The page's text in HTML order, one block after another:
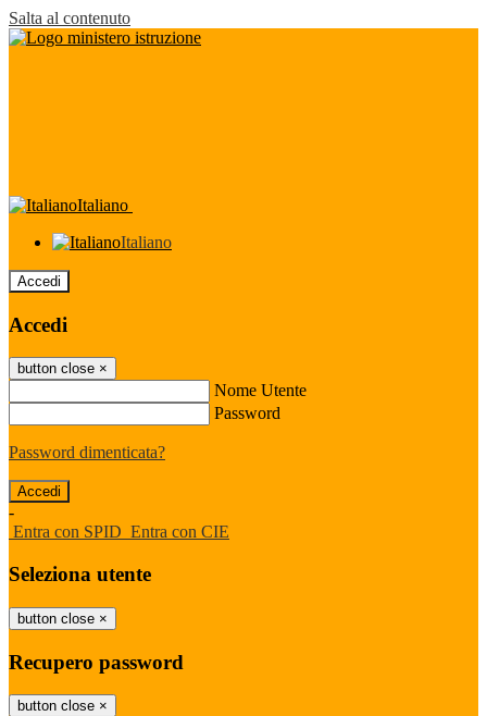
Salta al contenuto
Italiano
Italiano
Accedi
Accedi
button close ×
Nome Utente
Password
Password dimenticata?
-
Entra con SPID Entra con CIE
Seleziona utente
button close ×
Recupero password
button close ×